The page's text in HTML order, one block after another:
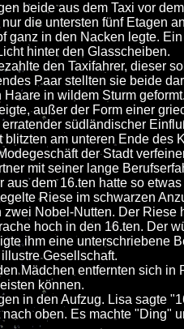
beide aus dem Taxi vor
die untersten fünf Etagen
ganz in den Nacken legte.
hinter den Glasscheiben.
den Taxifahrer, dieser
Paar stellten sie beide
Haare in wildem Sturm
außer der Form einer
erratender südländischer
blitzten am unteren Ende des
der Stadt
mit seiner lange
aus dem 16.ten hatte so
Riese im schwarzen
zwei Nobel-Nutten. Der Riese
hoch in den 16.ten. Der
ihm eine unterschriebene
Gesellschaft.
Mädchen entfernten sich
können.
in den Aufzug. Lisa sagte
nach oben. Es machte "Ding"